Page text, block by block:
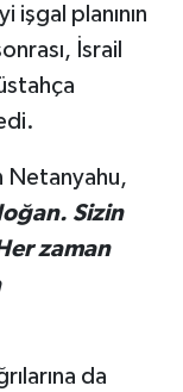
işgal planının
İsrail
Netanyahu,
Sizin
zaman
da